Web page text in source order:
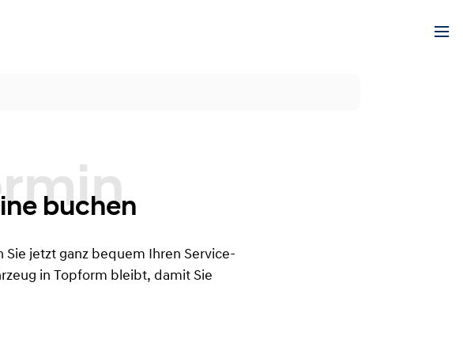
buchen
Sie jetzt ganz bequem Ihren Service-
in Topform bleibt, damit Sie